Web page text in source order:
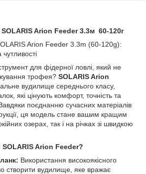
Arion Feeder 3.3м 60-120г
Arion Feeder 3.3m (60-120g):
для фідерної ловлі, який не
трофея? SOLARIS Arion
вудилище середнього класу,
які цінують комфорт, точність та
Завдяки поєднанню сучасних матеріалів
ця модель стане вашим кращим
озерах, так і на річках зі швидкою
Arion Feeder?
Використання високоякісного
створити вудилище, яке вражає